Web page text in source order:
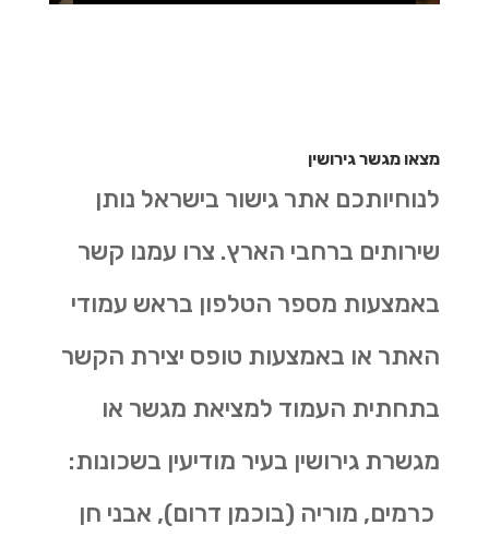
מצאו מגשר גירושין
לנוחיותכם אתר גישור בישראל נותן
שירותים ברחבי הארץ. צרו עמנו קשר
באמצעות מספר הטלפון בראש עמודי
האתר או באמצעות טופס יצירת הקשר
בתחתית העמוד למציאת מגשר או
מגשרת גירושין בעיר מודיעין בשכונות:
כרמים, מוריה (בוכמן דרום), אבני חן